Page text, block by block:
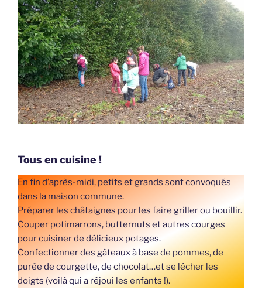
Tous en cuisine !
En fin d’après-midi, petits et grands sont convoqués
dans la maison commune.
Préparer les châtaignes pour les faire griller ou bouillir.
Couper potimarrons, butternuts et autres courges
pour cuisiner de délicieux potages.
Confectionner des gâteaux à base de pommes, de
purée de courgette, de chocolat…et se lécher les
doigts (voilà qui a réjoui les enfants !).